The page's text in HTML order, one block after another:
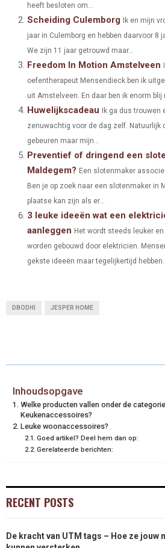
O
T
E
R
)
O
O
K
O
R
S
T
heeft besloten om...
Scheiding Culemborg Ik en mijn
jaar in Culemborg en hebben daarvoor 8
We zijn 11 jaar getrouwd maar...
Freedom In Motion Amstelveen
oefentherapeut Mensendieck ben ik
uit Amstelveen. En daar ben ik enorm blij
Huwelijkscadeau Ik ga dus trouwen
zenuwachtig voor de dag zelf. Natuurlijk
gebeuren maar mijn...
Preventief of dringend een
Maldegem? Een slotenmaker
Ben je op zoek naar een slotenmaker in
plaatse kan zijn als er...
3 leuke ideeën wat een
aanleggen Het wordt steeds leuker
worden gebouwd door elektricien.
gekste ideeën maar tegelijkertijd hebben...
DBODHI JESPER HOME
Inhoudsopgave
Welke producten vallen onder de
Keukenaccessoires?
Leuke woonaccessoires?
Goed artikel? Deel hem dan op:
Gerelateerde berichten:
RECENT POSTS
De kracht van UTM tags – Hoe ze